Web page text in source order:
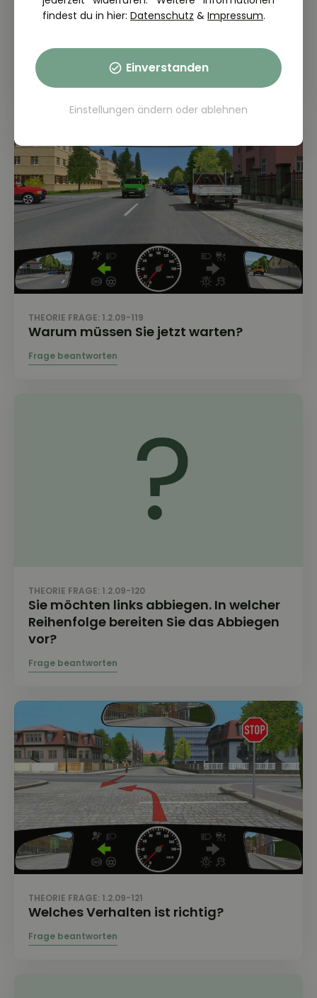
Änderung der Fahrtrichtung anzeigen?
THEORIE FRAGE: 1.2.09-119
Warum müssen Sie jetzt warten?
THEORIE FRAGE: 1.2.09-120
Sie möchten links abbiegen. In welcher
Reihenfolge bereiten Sie das Abbiegen
vor?
THEORIE FRAGE: 1.2.09-121
Welches Verhalten ist richtig?
findest du in hier: Datenschutz & Impressum.
Einverstanden
Einstellungen ändern oder ablehnen